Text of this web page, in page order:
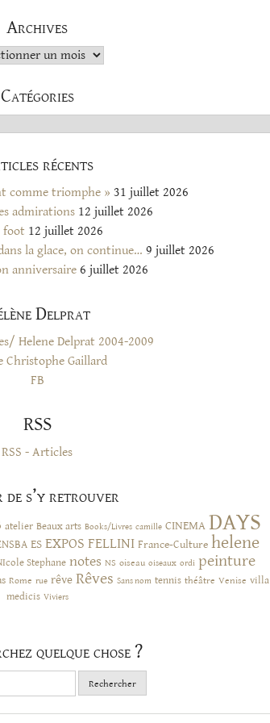
Archives
Catégories
récents
comme triomphe » 31 juillet 2026
admirations 12 juillet 2026
foot 12 juillet 2026
la glace, on continue… 9 juillet 2026
anniversaire 6 juillet 2026
Delprat
Helene Delprat 2004-2009
Christophe Gaillard
FB
RSS
RSS - Articles
de s’y retrouver
atelier Beaux arts Books/Livres camille CINEMA DAYS
ES EXPOS FELLINI France-Culture helene
Stephane notes NS oiseau oiseaux ordi peinture
Rome rue rêve Rêves Sans nom tennis théâtre Venise villa
medicis Viviers
quelque chose ?